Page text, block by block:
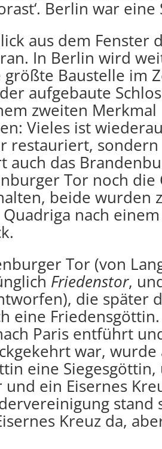
Berlin war
aus dem Fenster
In Berlin wird
größte Baustelle im
aufgebaute
zweiten Merkmal
Vieles ist
restauriert,
auch das
Tor noch die
beide wurden
nach
Tor (von
Friedenstor,
die später
eine
Paris entführt
war, wurde
eine
ein Eisernes
stand
Kreuz da,